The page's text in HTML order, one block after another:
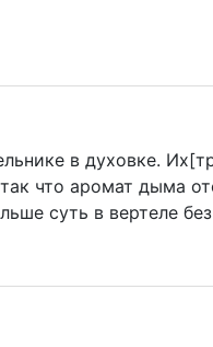
в духовке.
что аромат дыма
суть в вертеле